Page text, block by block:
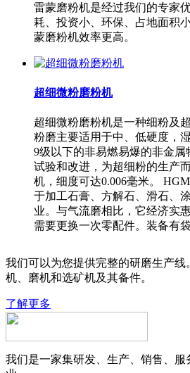
雷蒙磨粉机是经过我们的专家
耗、投资小、环保、占地面积
蒙磨粉机效率更高。
超细微粉磨粉机
超细微粉磨粉机是一种细粉及
粉磨主要适用于中、低硬度，
9级以下的非易燃易爆的非金属
试验和改进，为超细粉的生产
机，细度可达0.006毫米。
于加工石膏、方解石、滑石、
业。与气流磨相比，它经济实
需要更换一次零配件。装备有
我们可以为您提供完整的研磨生产
机、磨机和选矿机及其备件。
了解更多
我们是一家集研发、生产、销售、服